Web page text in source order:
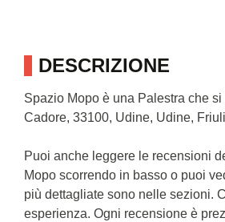
DESCRIZIONE
Spazio Mopo è una Palestra che
Cadore, 33100, Udine, Udine,
Puoi anche leggere le recensioni
Mopo scorrendo in basso o puoi
più dettagliate sono nelle sezioni.
esperienza. Ogni recensione è